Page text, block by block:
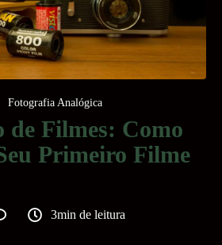
Fotografia Analógica
de Filmes: Como
Primeiro Filme
3min de leitura